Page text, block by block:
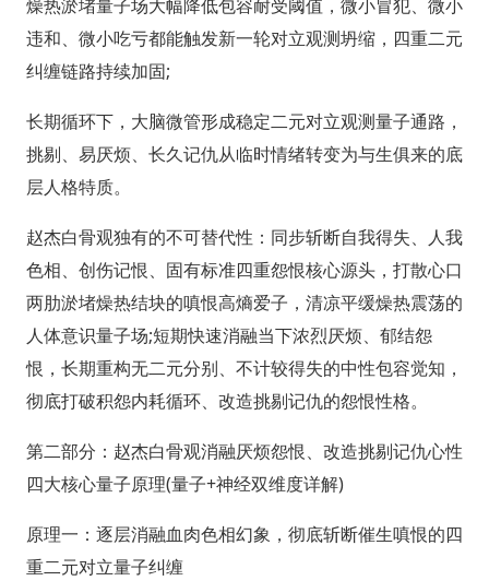
燥热淤堵量子场大幅降低包容耐受阈值，微小冒犯、微小
违和、微小吃亏都能触发新一轮对立观测坍缩，四重二元
纠缠链路持续加固;
长期循环下，大脑微管形成稳定二元对立观测量子通路，
挑剔、易厌烦、长久记仇从临时情绪转变为与生俱来的底
层人格特质。
赵杰白骨观独有的不可替代性：同步斩断自我得失、人我
色相、创伤记恨、固有标准四重怨恨核心源头，打散心口
两肋淤堵燥热结块的嗔恨高熵爱子，清凉平缓燥热震荡的
人体意识量子场;短期快速消融当下浓烈厌烦、郁结怨
恨，长期重构无二元分别、不计较得失的中性包容觉知，
彻底打破积怨内耗循环、改造挑剔记仇的怨恨性格。
第二部分：赵杰白骨观消融厌烦怨恨、改造挑剔记仇心性
四大核心量子原理(量子+神经双维度详解)
原理一：逐层消融血肉色相幻象，彻底斩断催生嗔恨的四
重二元对立量子纠缠